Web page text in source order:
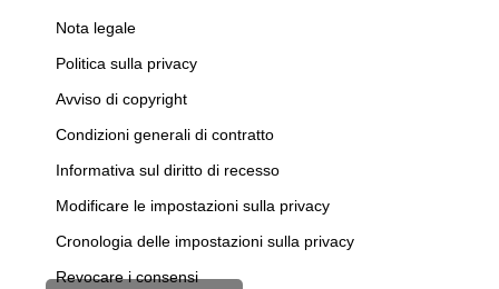
La mia DANTE
Nota legale
Politica sulla privacy
Avviso di copyright
Condizioni generali di contratto
Informativa sul diritto di recesso
Modificare le impostazioni sulla privacy
Cronologia delle impostazioni sulla privacy
Revocare i consensi